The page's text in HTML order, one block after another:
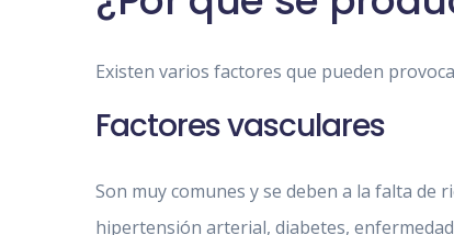
Existen varios factores que pueden
Factores vasculares
Son muy comunes y se deben a la falta de
hipertensión arterial, diabetes,